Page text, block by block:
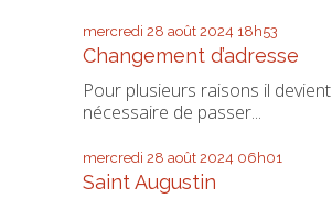
mercredi 28 août 2024 18h53
Changement d’adresse
Pour plusieurs raisons il devient
nécessaire de passer...
mercredi 28 août 2024 06h01
Saint Augustin